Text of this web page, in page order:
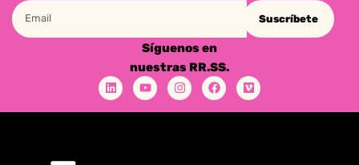
Suscríbete
Síguenos en
nuestras RR.SS.